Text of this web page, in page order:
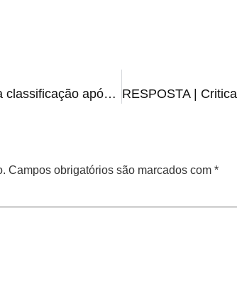
GAUCHÃO 2023 | Veja como ficou a classificação após três rodadas
Campos obrigatórios são marcados com *